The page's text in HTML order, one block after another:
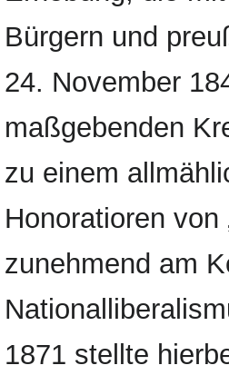
Bürgern und
24. November
maßgebenden
zu einem
Honoratioren von
zunehmend am
1871 stellte